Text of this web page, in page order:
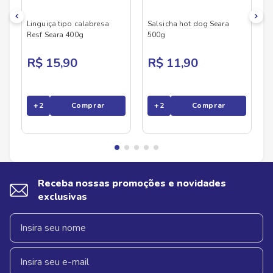
Linguiça tipo calabresa
Resf Seara 400g
R$ 15,90
+2 Comprar
Salsicha hot dog Seara
500g
R$ 11,90
+2 Comprar
Receba nossas promoções e novidades
exclusivas